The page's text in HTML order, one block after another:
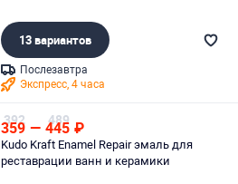
13 вариантов
Послезавтра
Экспресс, 4 часа
392
359 — 489
445 ₽
Kudo Kraft Enamel Repair эмаль для
реставрации ванн и керамики